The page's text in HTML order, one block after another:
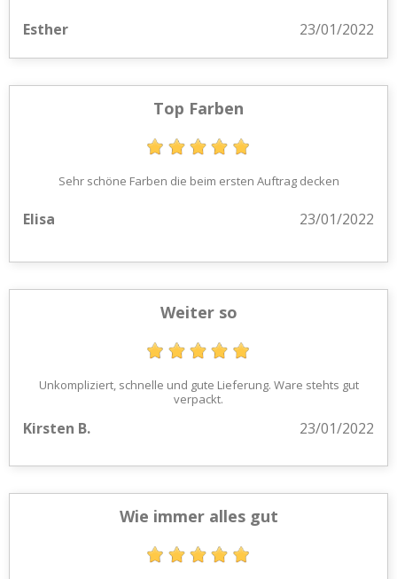
Esther 23/01/2022
Top Farben
Sehr schöne Farben die beim ersten Auftrag decken
Elisa 23/01/2022
Weiter so
Unkompliziert, schnelle und gute Lieferung. Ware stehts gut
verpackt.
Kirsten B. 23/01/2022
Wie immer alles gut